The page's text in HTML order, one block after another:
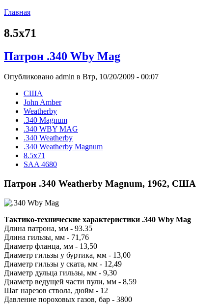
Главная
8.5x71
Патрон .340 Wby Mag
Опубликовано admin в Втр, 10/20/2009 - 00:07
США
John Amber
Weatherby
.340 Magnum
.340 WBY MAG
.340 Weatherby
.340 Weatherby Magnum
8.5x71
SAA 4680
Патрон .340 Weatherby Magnum, 1962, США
Тактико-технические характеристики .340 Wby Mag
Длина патрона, мм - 93.35
Длина гильзы, мм - 71,76
Диаметр фланца, мм - 13,50
Диаметр гильзы у буртика, мм - 13,00
Диаметр гильзы у ската, мм - 12,49
Диаметр дульца гильзы, мм - 9,30
Диаметр ведущей части пули, мм - 8,59
Шаг нарезов ствола, дюйм - 12
Давление пороховых газов, бар - 3800